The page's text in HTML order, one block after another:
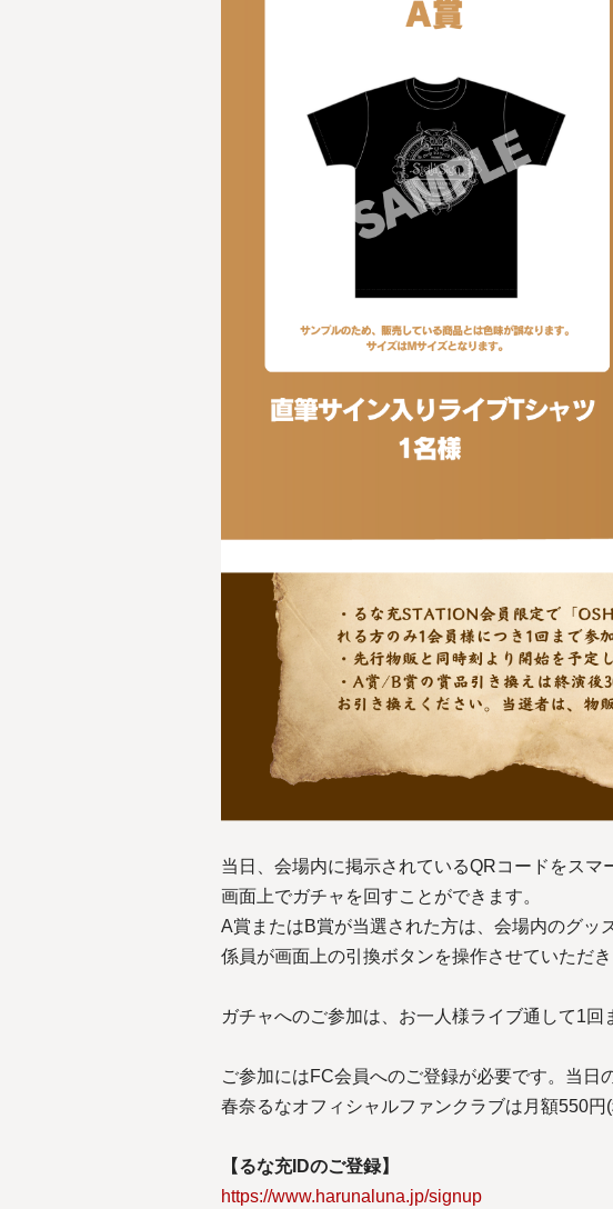
当日、会場内に掲示されているQRコードをスマ
画面上でガチャを回すことができます。
A賞またはB賞が当選された方は、会場内のグッ
係員が画面上の引換ボタンを操作させていただ
ガチャへのご参加は、お一人様ライブ通して1回
ご参加にはFC会員へのご登録が必要です。当日
春奈るなオフィシャルファンクラブは月額550円
【るな充IDのご登録】
https://www.harunaluna.jp/signup